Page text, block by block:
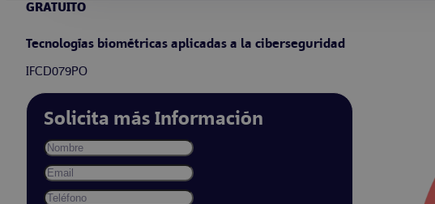
GRATUITO
Tecnologías biométricas aplicadas a la ciberseguridad
IFCD079PO
Solicita más Información